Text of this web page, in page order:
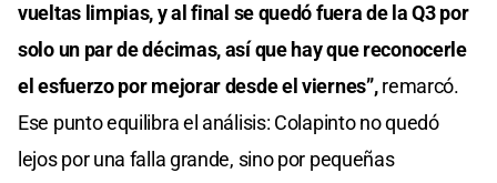
vueltas limpias, y al final se quedó fuera de la Q3 por
solo un par de décimas, así que hay que reconocerle
el esfuerzo por mejorar desde el viernes”,remarcó.
Ese punto equilibra el análisis: Colapinto no quedó
lejos por una falla grande, sino por pequeñas